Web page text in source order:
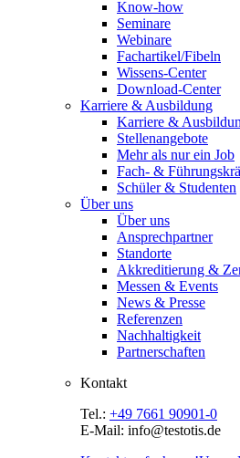
Know-how
Seminare
Webinare
Fachartikel/Fibeln
Wissens-Center
Download-Center
Karriere & Ausbildung
Karriere &
Stellenangebote
Mehr als nur ein Job
Fach- &
Schüler & Studenten
Über uns
Über uns
Ansprechpartner
Standorte
Akkreditierung &
Messen & Events
News & Presse
Referenzen
Nachhaltigkeit
Partnerschaften
Kontakt
Tel.: +49 7661 90901-0
E-Mail: info@testotis.de